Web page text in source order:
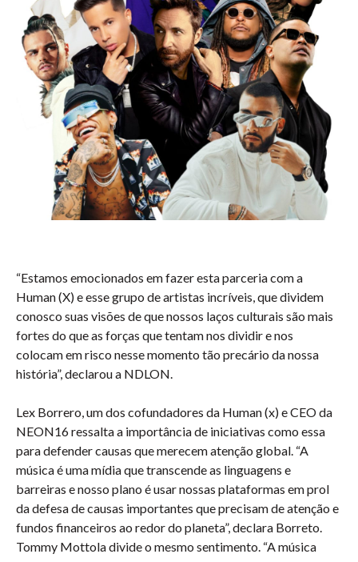
“Estamos emocionados em fazer esta parceria com a
Human (X) e esse grupo de artistas incríveis, que dividem
conosco suas visões de que nossos laços culturais são mais
fortes do que as forças que tentam nos dividir e nos
colocam em risco nesse momento tão precário da nossa
história”, declarou a NDLON.
Lex Borrero, um dos cofundadores da Human (x) e CEO da
NEON16 ressalta a importância de iniciativas como essa
para defender causas que merecem atenção global. “A
música é uma mídia que transcende as linguagens e
barreiras e nosso plano é usar nossas plataformas em prol
da defesa de causas importantes que precisam de atenção e
fundos financeiros ao redor do planeta”, declara Borreto.
Tommy Mottola divide o mesmo sentimento. “A música